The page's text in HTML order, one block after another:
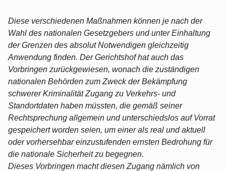
Diese verschiedenen Maßnahmen können je nach der
Wahl des nationalen Gesetzgebers und unter Einhaltung
der Grenzen des absolut Notwendigen gleichzeitig
Anwendung finden. Der Gerichtshof hat auch das
Vorbringen zurückgewiesen, wonach die zuständigen
nationalen Behörden zum Zweck der Bekämpfung
schwerer Kriminalität Zugang zu Verkehrs- und
Standortdaten haben müssten, die gemäß seiner
Rechtsprechung allgemein und unterschiedslos auf Vorrat
gespeichert worden seien, um einer als real und aktuell
oder vorhersehbar einzustufenden ernsten Bedrohung für
die nationale Sicherheit zu begegnen.
Dieses Vorbringen macht diesen Zugang nämlich von